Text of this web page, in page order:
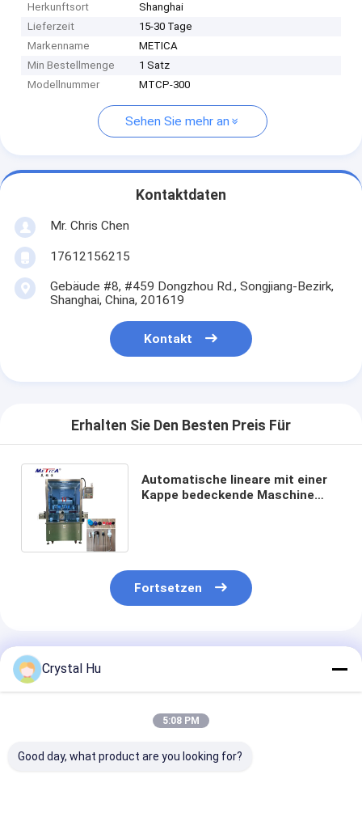
Herkunftsort
Shanghai
Lieferzeit
15-30 Tage
Markenname
METICA
Min Bestellmenge
1 Satz
Modellnummer
MTCP-300
Sehen Sie mehr an
Kontaktdaten
Mr. Chris Chen
17612156215
Gebäude #8, #459 Dongzhou Rd., Songjiang-Bezirk,
Shanghai, China, 201619
Kontakt
Erhalten Sie Den Besten Preis Für
Automatische lineare mit einer
Kappe bedeckende Maschine
Fortsetzen
Empfohlene Produkte
Crystal Hu
5:08 PM
Good day, what product are you looking for?